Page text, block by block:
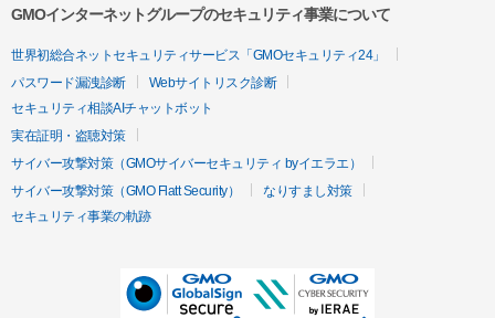
GMOインターネットグループのセキュリティ事業について
世界初総合ネットセキュリティサービス「GMOセキュリティ24」
パスワード漏洩診断
Webサイトリスク診断
セキュリティ相談AIチャットボット
実在証明・盗聴対策
サイバー攻撃対策（GMOサイバーセキュリティ byイエラエ）
サイバー攻撃対策（GMO Flatt Security）
なりすまし対策
セキュリティ事業の軌跡